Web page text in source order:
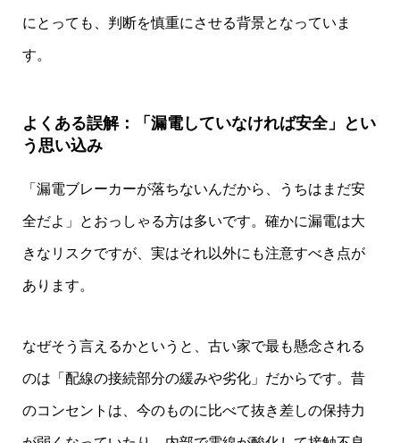
にとっても、判断を慎重にさせる背景となっていま
す。
よくある誤解：「漏電していなければ安全」とい
う思い込み
「漏電ブレーカーが落ちないんだから、うちはまだ安
全だよ」とおっしゃる方は多いです。確かに漏電は大
きなリスクですが、実はそれ以外にも注意すべき点が
あります。
なぜそう言えるかというと、古い家で最も懸念される
のは「配線の接続部分の緩みや劣化」だからです。昔
のコンセントは、今のものに比べて抜き差しの保持力